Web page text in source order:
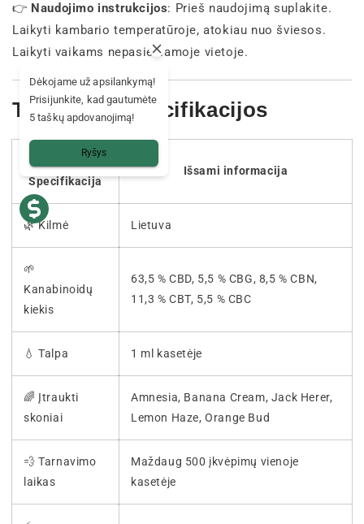
👉 Naudojimo instrukcijos: Prieš naudojimą suplakite.
Laikyti kambario temperatūroje, atokiau nuo šviesos.
Laikyti vaikams nepasiekiamoje vietoje.
Techninės specifikacijos
Specifikacija
Išsami informacija
🌿 Kilmė Lietuva
🌱
Kanabinoidų
kiekis
63,5 % CBD, 5,5 % CBG, 8,5 % CBN,
11,3 % CBT, 5,5 % CBC
💧 Talpa 1 ml kasetėje
🌈 Įtraukti
skoniai
Amnesia, Banana Cream, Jack Herer,
Lemon Haze, Orange Bud
💨 Tarnavimo
laikas
Maždaug 500 įkvėpimų vienoje
kasetėje
Dėkojame už apsilankymą!
Prisijunkite, kad gautumėte
5 taškų apdovanojimą!
Ryšys